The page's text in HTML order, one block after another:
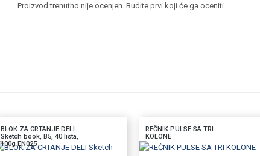
Proizvod trenutno nije ocenjen. Budite prvi koji će ga oceniti.
BLOK ZA CRTANJE DELI
Sketch book, B5, 40 lista,
100g EN025
REČNIK PULSE SA TRI
KOLONE